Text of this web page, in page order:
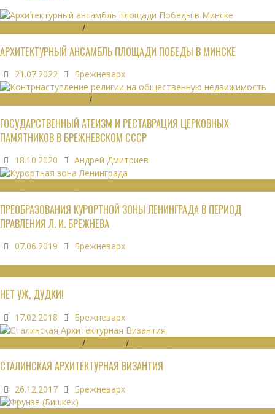
/
АРХИТЕКТУРНЫЙ АНСАМБЛЬ ПЛОЩАДИ ПОБЕДЫ В МИНСКЕ
21.07.2022 Брежневарх
/
ГОСУДАРСТВЕННЫЙ АТЕИЗМ И РЕСТАВРАЦИЯ ЦЕРКОВНЫХ
ПАМЯТНИКОВ В БРЕЖНЕВСКОМ СССР
18.10.2020 Андрей Дмитриев
ПРЕОБРАЗОВАНИЯ КУРОРТНОЙ ЗОНЫ ЛЕНИНГРАДА В ПЕРИОД
ПРАВЛЕНИЯ Л. И. БРЕЖНЕВА
07.06.2019 Брежневарх
НЕТ УЖ, ДУДКИ!
17.02.2018 Брежневарх
/ /
СТАЛИНСКАЯ АРХИТЕКТУРНАЯ ВИЗАНТИЯ
26.12.2017 Брежневарх